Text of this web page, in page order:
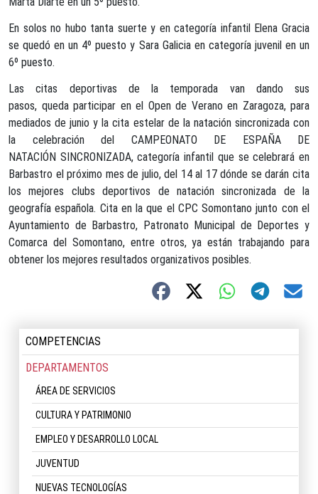
En solos no hubo tanta suerte y en categoría infantil Elena Gracia
se quedó en un 4º puesto y Sara Galicia en categoría juvenil en un
6º puesto.
Las citas deportivas de la temporada van dando sus
pasos, queda participar en el Open de Verano en Zaragoza, para
mediados de junio y la cita estelar de la natación sincronizada con
la celebración del CAMPEONATO DE ESPAÑA DE
NATACIÓN SINCRONIZADA, categoría infantil que se celebrará en
Barbastro el próximo mes de julio, del 14 al 17 dónde se darán cita
los mejores clubs deportivos de natación sincronizada de la
geografía española. Cita en la que el CPC Somontano junto con el
Ayuntamiento de Barbastro, Patronato Municipal de Deportes y
Comarca del Somontano, entre otros, ya están trabajando para
obtener los mejores resultados organizativos posibles.
COMPETENCIAS
DEPARTAMENTOS
ÁREA DE SERVICIOS
CULTURA Y PATRIMONIO
EMPLEO Y DESARROLLO LOCAL
JUVENTUD
NUEVAS TECNOLOGÍAS